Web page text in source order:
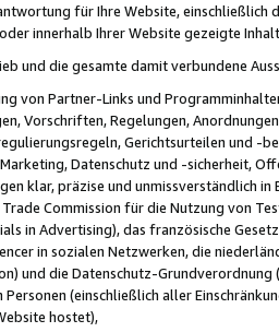
für Ihre Website,
innerhalb Ihrer Website gezeigte
und die gesamte damit verbundene
von Partner-Links und
Vorschriften, Regelungen,
Gerichtsurteilen und -
Datenschutz und -sicherheit,
klar, präzise und unmissverständlich
Commission für die Nutzung von
in Advertising), das französische
in sozialen Netzwerken, die
und die Datenschutz-
(einschließlich aller
hostet),